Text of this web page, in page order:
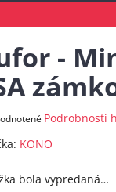
-
Podrobnosti
KONO
bola vypredaná…